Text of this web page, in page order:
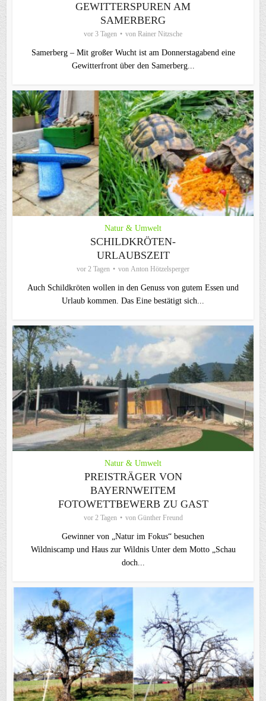
EWITTERSPUREN AM S
AMERBERG
vor 3 Tagen von Rainer Nitzsche
Samerberg – Mit großer Wucht ist am Donnerstagabend eine
Gewitterfront über den Samerberg...
Natur & Umwelt
SCHILDKRÖTEN-
URLAUBSZEIT
vor 2 Tagen von Anton Hötzelsperger
Auch Schildkröten wollen in den Genuss von gutem Essen und
Urlaub kommen. Das Eine bestätigt sich...
Natur & Umwelt
PREISTRÄGER VON
BAYERNWEITEM
FOTOWETTBEWERB ZU GAST
vor 2 Tagen von Günther Freund
Gewinner von „Natur im Fokus“ besuchen
Wildniscamp und Haus zur Wildnis Unter dem Motto „Schau
doch...